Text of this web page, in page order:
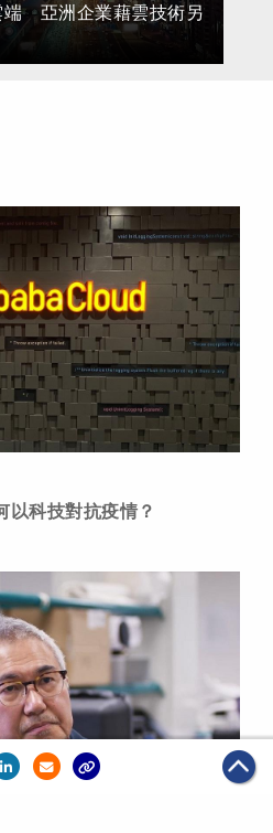
端 亞洲企業藉雲技術另
以科技對抗疫情？